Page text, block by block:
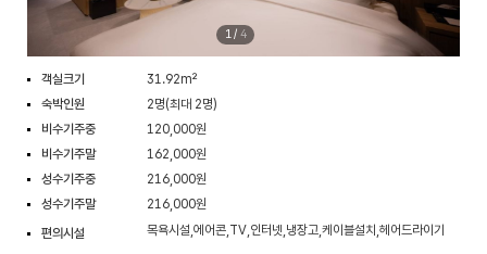
1/ 4
객실크기
31.92m²
숙박인원
2명(최대 2명)
비수기주중
120,000원
비수기주말
162,000원
성수기주중
216,000원
성수기주말
216,000원
편의시설
목욕시설,에어콘,TV,인터넷,냉장고,케이블설치,헤어드라이기